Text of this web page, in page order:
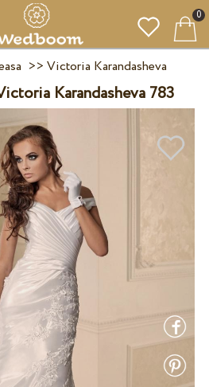
0
>> Victoria Karandasheva
Karandasheva 783